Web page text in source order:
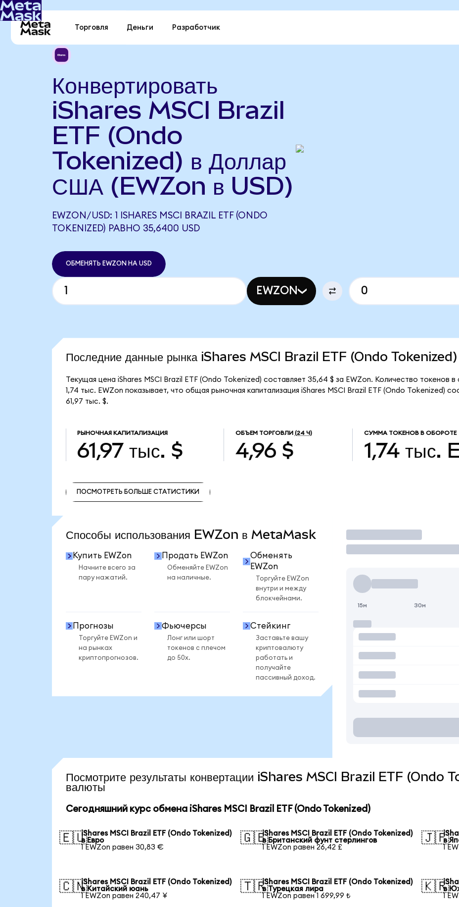
Торговля Деньги Разработчик
Конвертировать
iShares MSCI Brazil
ETF (Ondo
Tokenized) в Доллар
США (EWZon в USD)
EWZON/USD: 1 ISHARES MSCI BRAZIL ETF (ONDO
TOKENIZED) РАВНО 35,6400 USD
ОБМЕНЯТЬ EWZON НА USD
EWZON
Последние данные рынка iShares MSCI Brazil ETF (Ondo Tokenized)
Текущая цена iShares MSCI Brazil ETF (Ondo Tokenized) составляет 35,64 $ за EWZon. Количество токенов
1,74 тыс. EWZon показывает, что общая рыночная капитализация iShares MSCI Brazil ETF (Ondo Tokenized)
61,97 тыс. $.
РЫНОЧНАЯ КАПИТАЛИЗАЦИЯ
61,97 тыс. $
ОБЪЕМ ТОРГОВЛИ (24 Ч)
4,96 $
СУММА ТОКЕНОВ В ОБОРОТЕ
1,74 тыс.
ПОСМОТРЕТЬ БОЛЬШЕ СТАТИСТИКИ
Способы использования EWZon в MetaMask
Купить EWZon
Начните всего за
пару нажатий.
Продать EWZon
Обменяйте EWZon
на наличные.
Обменять
EWZon
Торгуйте EWZon
внутри и между
блокчейнами.
Прогнозы
Торгуйте EWZon и
на рынках
криптопрогнозов.
Фьючерсы
Лонг или шорт
токенов с плечом
до 50x.
Стейкинг
Заставьте вашу
криптовалюту
работать и
получайте
пассивный доход.
Торговать
15м 30м
Посмотрите результаты конвертации iShares MSCI Brazil ETF (Ondo
валюты
Сегодняшний курс обмена iShares MSCI Brazil ETF (Ondo Tokenized)
🇪🇺iShares MSCI Brazil ETF (Ondo Tokenized)
в Евро
1 EWZon равен 30,83 €
🇬🇧iShares MSCI Brazil ETF (Ondo Tokenized)
в Британский фунт стерлингов
1 EWZon равен 26,42 £
🇯🇵
в
1
🇨🇳iShares MSCI Brazil ETF (Ondo Tokenized)
в Китайский юань
1 EWZon равен 240,47 ¥
🇹🇷iShares MSCI Brazil ETF (Ondo Tokenized)
в Турецкая лира
1 EWZon равен 1 699,99 ₺
🇰🇷
в
1